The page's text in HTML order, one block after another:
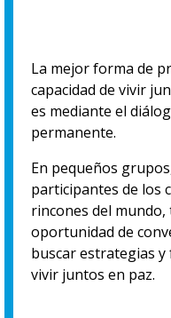
La mejor forma de
capacidad de vivir
es mediante el
permanente.
En pequeños
participantes de los
rincones del mundo,
oportunidad de
buscar estrategias y
vivir juntos en paz.